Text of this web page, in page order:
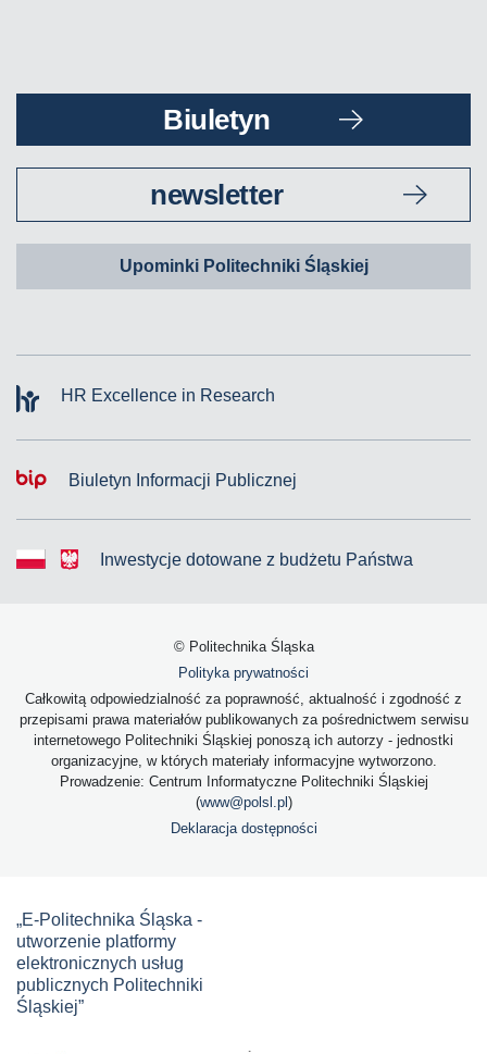
Biuletyn
newsletter
Upominki Politechniki Śląskiej
HR Excellence in Research
Biuletyn Informacji Publicznej
Inwestycje dotowane z budżetu Państwa
© Politechnika Śląska
Polityka prywatności
Całkowitą odpowiedzialność za poprawność, aktualność i zgodność z
przepisami prawa materiałów publikowanych za pośrednictwem serwisu
internetowego Politechniki Śląskiej ponoszą ich autorzy - jednostki
organizacyjne, w których materiały informacyjne wytworzono.
Prowadzenie: Centrum Informatyczne Politechniki Śląskiej
(www@polsl.pl )
Deklaracja dostępności
„E-Politechnika Śląska -
utworzenie platformy
elektronicznych usług
publicznych Politechniki
Śląskiej”